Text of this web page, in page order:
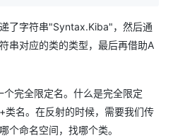
了字符串"Syntax.Kiba"，然后通
串对应的类的类型，最后再借助A
完全限定名。什么是完全限定
类名。在反射的时候，需要我们传
个命名空间，找哪个类。